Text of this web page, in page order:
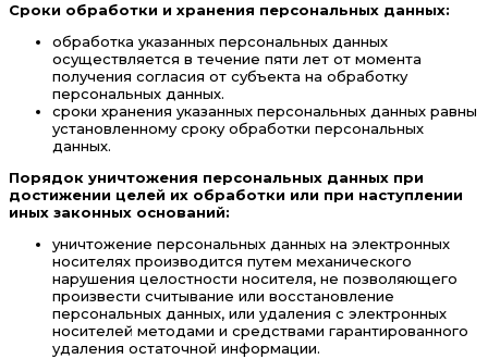
Сроки обработки и хранения персональных данных:
обработка указанных персональных данных
осуществляется в течение пяти лет от момента
получения согласия от субъекта на обработку
персональных данных.
сроки хранения указанных персональных данных равны
установленному сроку обработки персональных
данных.
Порядок уничтожения персональных данных при
достижении целей их обработки или при наступлении
иных законных оснований:
уничтожение персональных данных на электронных
носителях производится путем механического
нарушения целостности носителя, не позволяющего
произвести считывание или восстановление
персональных данных, или удаления с электронных
носителей методами и средствами гарантированного
удаления остаточной информации.